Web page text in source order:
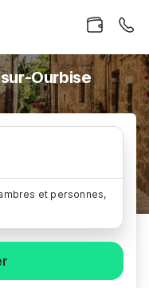
Ourbise
et personnes,